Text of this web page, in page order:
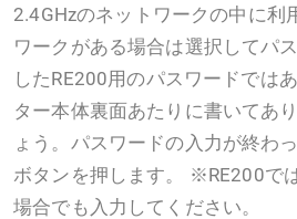
2.4GHzのネットワークの中に利
ワークがある場合は選択してパ
したRE200用のパスワードでは
ター本体裏面あたりに書いてあ
ょう。パスワードの入力が終わ
ボタンを押します。 ※RE200で
場合でも入力してください。